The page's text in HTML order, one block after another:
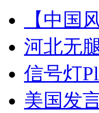
【中国
河北无
信号灯
美国发